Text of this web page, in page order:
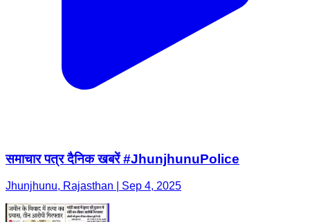
समाचार पत्र दैनिक खबरें #JhunjhunuPolice
Jhunjhunu, Rajasthan | Sep 4, 2025